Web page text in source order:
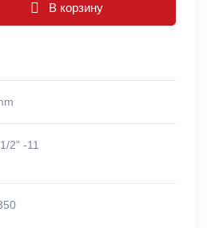
В корзину
2" -11